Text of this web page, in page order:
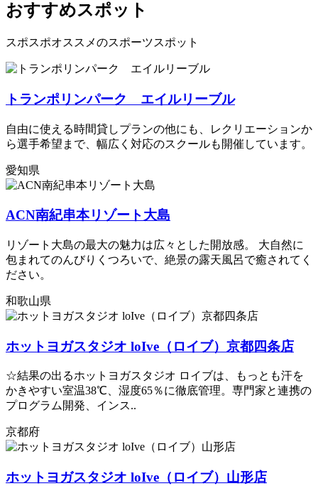
おすすめスポット
スポスポオススメのスポーツスポット
トランポリンパーク エイルリーブル
自由に使える時間貸しプランの他にも、レクリエーションか
ら選手希望まで、幅広く対応のスクールも開催しています。
愛知県
ACN南紀串本リゾート大島
リゾート大島の最大の魅力は広々とした開放感。 大自然に
包まれてのんびりくつろいで、絶景の露天風呂で癒されてく
ださい。
和歌山県
ホットヨガスタジオ loIve（ロイブ）京都四条店
☆結果の出るホットヨガスタジオ ロイブは、もっとも汗を
かきやすい室温38℃、湿度65％に徹底管理。専門家と連携の
プログラム開発、インス..
京都府
ホットヨガスタジオ loIve（ロイブ）山形店